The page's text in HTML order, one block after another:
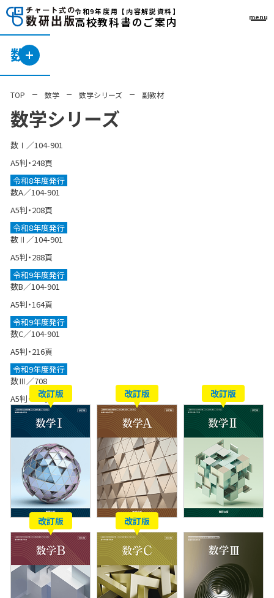
令和9年度用 【内容解説資料】
高校教科書のご案内 menu
数学
TOP 数学 数学シリーズ 副教材
数学シリーズ
数Ⅰ／104-901
A5判・248頁
令和8年度発行
数A／104-901
A5判・208頁
令和8年度発行
数Ⅱ／104-901
A5判・288頁
令和9年度発行
数B／104-901
A5判・164頁
令和9年度発行
数C／104-901
A5判・216頁
令和9年度発行
数Ⅲ／708
A5判・244頁
改訂版 改訂版 改訂版
改訂版 改訂版